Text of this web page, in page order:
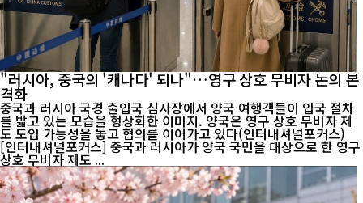
"러시아, 중국의 '캐나다' 되나"…영구 상호 무비자 논의 본
격화
중국과 러시아 국경 출입국 심사장에서 양국 여행객들이 입국 절차
를 밟고 있는 모습을 형상화한 이미지. 양국은 영구 상호 무비자 제
도 도입 가능성을 놓고 협의를 이어가고 있다(인터내셔널포커스)
[인터내셔널포커스] 중국과 러시아가 양국 국민을 대상으로 한 영구
상호 무비자 제도 ...